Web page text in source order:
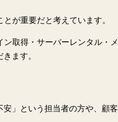
が重要だと考えています。
ン取得・サーバーレンタル・
ます。
安」という担当者の方や、顧